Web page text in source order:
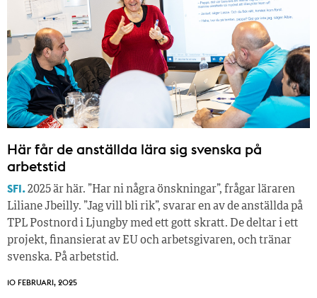
Här får de anställda lära sig svenska på
arbetstid
SFI.2025 är här. ”Har ni några önskningar”, frågar läraren
Liliane Jbeilly. ”Jag vill bli rik”, svarar en av de anställda på
TPL Postnord i Ljungby med ett gott skratt. De deltar i ett
projekt, finansierat av EU och arbetsgivaren, och tränar
svenska. På arbetstid.
10 FEBRUARI, 2025